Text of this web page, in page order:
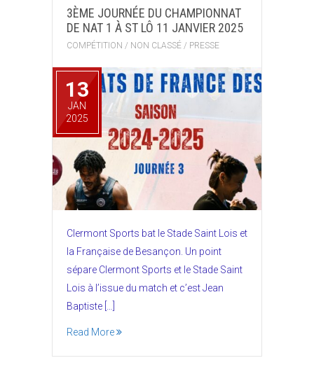
3ÈME JOURNÉE DU CHAMPIONNAT
DE NAT 1 À ST LÔ 11 JANVIER 2025
COMPÉTITION / NON CLASSÉ / PRESSE
13
JAN
2025
Clermont Sports bat le Stade Saint Lois et
la Française de Besançon. Un point
sépare Clermont Sports et le Stade Saint
Lois à l’issue du match et c’est Jean
Baptiste […]
Read More